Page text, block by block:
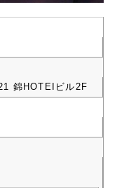
錦HOTEIビル2F